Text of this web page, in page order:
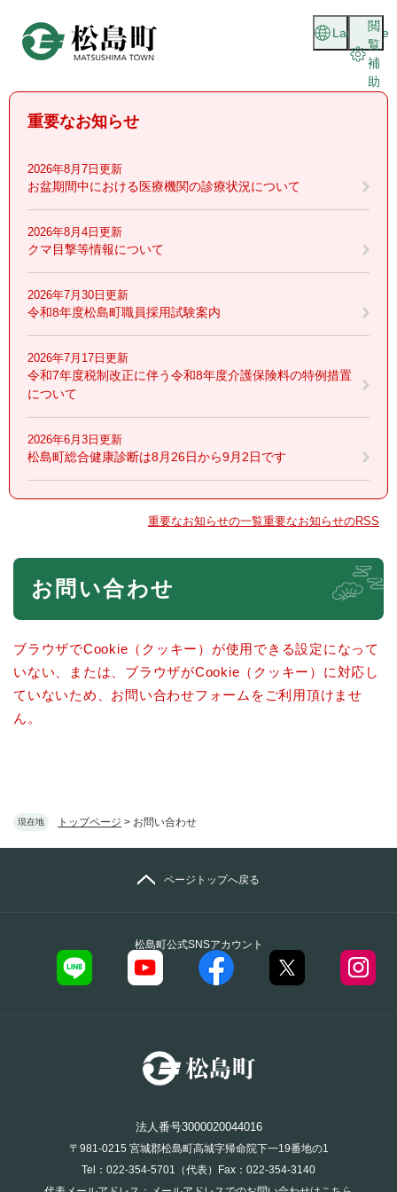
頭
閲
覧
補
助
Language
現在地 トップページ > お問い合わせ
重要なお知らせ
2026年8月7日更新
お盆期間中における医療機関の診療状況について
2026年8月4日更新
クマ目撃等情報について
2026年7月30日更新
令和8年度松島町職員採用試験案内
2026年7月17日更新
令和7年度税制改正に伴う令和8年度介護保険料の特例措置
について
2026年6月3日更新
松島町総合健康診断は8月26日から9月2日です
重要なお知らせの一覧重要なお知らせのRSS
本
お問い合わせ
ブラウザでCookie（クッキー）が使用できる設定になって
いない、または、ブラウザがCookie（クッキー）に対応し
ていないため、お問い合わせフォームをご利用頂けませ
ん。
松島町公式SNSアカウント
ページトップへ戻る
法人番号3000020044016
〒981-0215 宮城郡松島町高城字帰命院下一19番地の1
Tel：022-354-5701（代表）Fax：022-354-3140